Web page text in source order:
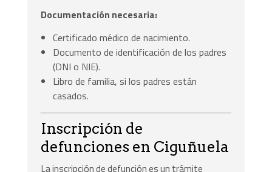
Documentación necesaria:
Certificado médico de nacimiento.
Documento de identificación de los padres
(DNI o NIE).
Libro de familia, si los padres están
casados.
Inscripción de
defunciones en Ciguñuela
La inscripción de defunción es un trámite